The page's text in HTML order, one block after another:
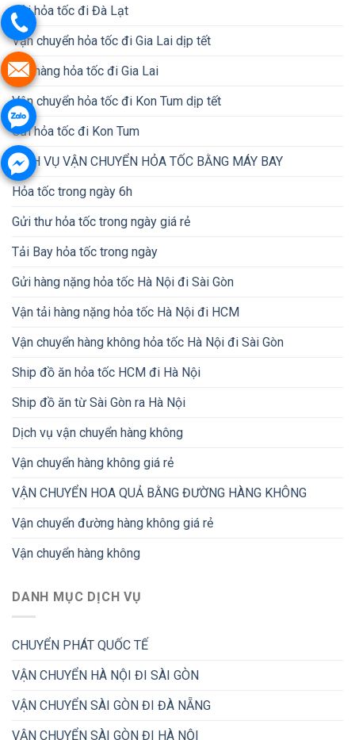
Gửi hỏa tốc đi Đà Lạt
Vận chuyển hỏa tốc đi Gia Lai dịp tết
Gửi hàng hỏa tốc đi Gia Lai
Vận chuyển hỏa tốc đi Kon Tum dịp tết
Gửi hỏa tốc đi Kon Tum
DỊCH VỤ VẬN CHUYỂN HỎA TỐC BẰNG MÁY BAY
Hỏa tốc trong ngày 6h
Gửi thư hỏa tốc trong ngày giá rẻ
Tải Bay hỏa tốc trong ngày
Gửi hàng nặng hỏa tốc Hà Nội đi Sài Gòn
Vận tải hàng nặng hỏa tốc Hà Nội đi HCM
Vận chuyển hàng không hỏa tốc Hà Nội đi Sài Gòn
Ship đồ ăn hỏa tốc HCM đi Hà Nội
Ship đồ ăn từ Sài Gòn ra Hà Nội
Dịch vụ vận chuyển hàng không
Vận chuyển hàng không giá rẻ
VẬN CHUYỂN HOA QUẢ BẰNG ĐƯỜNG HÀNG KHÔNG
Vận chuyển đường hàng không giá rẻ
Vận chuyển hàng không
DANH MỤC DỊCH VỤ
CHUYỂN PHÁT QUỐC TẾ
VẬN CHUYỂN HÀ NỘI ĐI SÀI GÒN
VẬN CHUYỂN SÀI GÒN ĐI ĐÀ NẴNG
VẬN CHUYỂN SÀI GÒN ĐI HÀ NỘI